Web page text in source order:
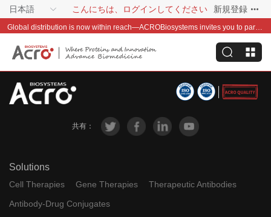
日本語 こんにちは、ログインしてください 新規登録
Global distribution is now within reach—ACROBiosystems invites you to partner with us~
共有：
Solutions
Cell Therapies Gene Therapies
Therapeutic Antibodies
Antibody-Drug Conjugates